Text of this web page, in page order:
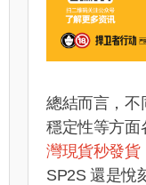
總結而言，不
穩定性等方面
灣現貨秒發貨
SP2S 還是悅